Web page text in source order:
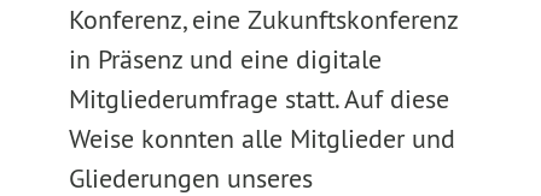
Konferenz, eine Zukunftskonferenz
in Präsenz und eine digitale
Mitgliederumfrage statt. Auf diese
Weise konnten alle Mitglieder und
Gliederungen unseres